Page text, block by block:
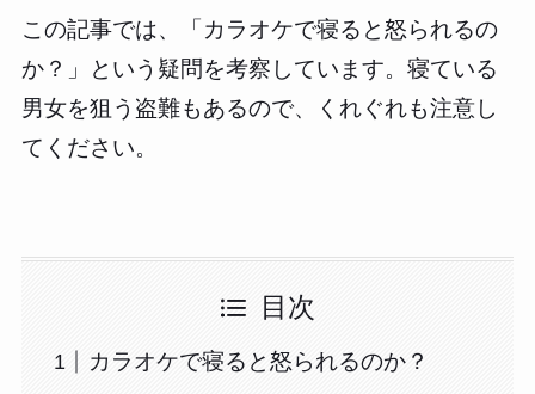
この記事では、「カラオケで寝ると怒られるの
か？」という疑問を考察しています。寝ている
男女を狙う盗難もあるので、くれぐれも注意し
てください。
目次
カラオケで寝ると怒られるのか？